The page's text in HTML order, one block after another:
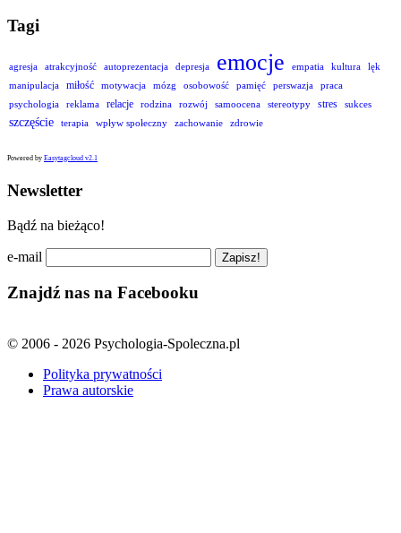
Tagi
agresja atrakcyjność autoprezentacja depresja emocje empatia kultura
lęk
manipulacja
miłość motywacja mózg osobowość pamięć perswazja
praca
psychologia
reklama relacje rodzina rozwój samoocena stereotypy stres sukces
szczęście terapia wpływ społeczny zachowanie zdrowie
Powered by Easytagcloud v2.1
Newsletter
Bądź na bieżąco!
e-mail
Znajdź nas na Facebooku
© 2006 - 2026 Psychologia-Spoleczna.pl
Polityka prywatności
Prawa autorskie